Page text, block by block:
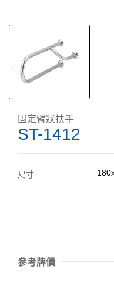
固定臂狀扶手
ST-1412
尺寸
參考牌價